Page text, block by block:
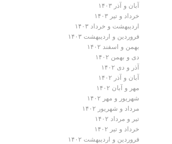
آبان و آذر ۱۴۰۳
خرداد و تیر ۱۴۰۳
اردیبهشت و خرداد ۱۴۰۳
فروردین و اردیبهشت ۱۴۰۳
بهمن و اسفند ۱۴۰۲
دی و بهمن ۱۴۰۲
آذر و دی ۱۴۰۲
آبان و آذر ۱۴۰۲
مهر و آبان ۱۴۰۲
شهریور و مهر ۱۴۰۲
مرداد و شهریور ۱۴۰۲
تیر و مرداد ۱۴۰۲
خرداد و تیر ۱۴۰۲
فروردین و اردیبهشت ۱۴۰۲